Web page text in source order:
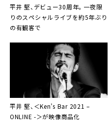
平井 堅、デビュー30周年。一夜限
りのスペシャルライブを約5年ぶり
の有観客で
平井 堅、＜Ken’s Bar 2021 –
ONLINE -＞が映像商品化